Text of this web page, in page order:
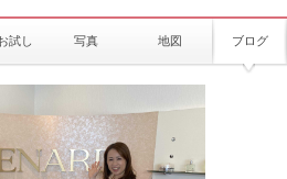
試し 写真 地図 ブログ